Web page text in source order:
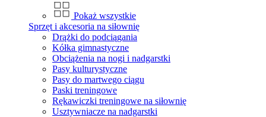
Pokaż wszystkie
Sprzęt i akcesoria na siłownię
Drążki do podciągania
Kółka gimnastyczne
Obciążenia na nogi i nadgarstki
Pasy kulturystyczne
Pasy do martwego ciągu
Paski treningowe
Rękawiczki treningowe na siłownię
Usztywniacze na nadgarstki